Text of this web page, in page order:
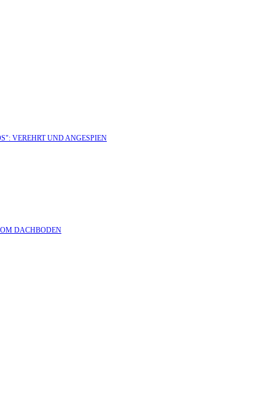
VEREHRT UND ANGESPIEN
DACHBODEN